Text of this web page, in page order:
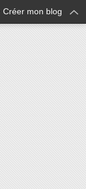
Créer mon blog